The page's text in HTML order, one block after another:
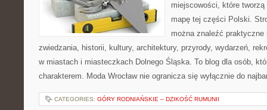
miejscowości, które
mapę tej części Polski.
można znaleźć
zwiedzania, historii, kultury, architektury, przyrody, wydarzeń,
w miastach i miasteczkach Dolnego Śląska. To blog dla osób,
charakterem. Moda Wrocław nie ogranicza się wyłącznie do
CATEGORIES: GÓRY RODNIAŃSKIE – DZIKOŚĆ RUMUNII